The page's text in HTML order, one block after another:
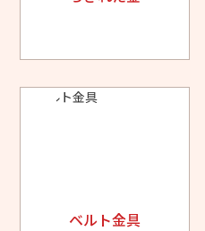
ベルト金具